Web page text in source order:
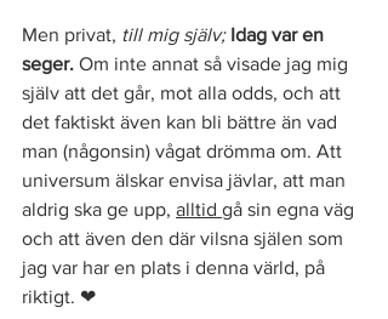
Men privat, till mig själv; Idag var en
seger. Om inte annat så visade jag mig
själv att det går, mot alla odds, och att
det faktiskt även kan bli bättre än vad
man (någonsin) vågat drömma om. Att
universum älskar envisa jävlar, att man
aldrig ska ge upp, alltid gå sin egna väg
och att även den där vilsna själen som
jag var har en plats i denna värld, på
riktigt. ❤